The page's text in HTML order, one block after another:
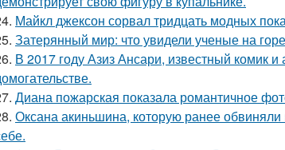
Майкл джексон сорвал тридцать модных
Затерянный мир: что увидели ученые на
В 2017 году Азиз Ансари, известный комик
Диана пожарская показала романтичное
Оксана акиньшина, которую ранее обвиняли